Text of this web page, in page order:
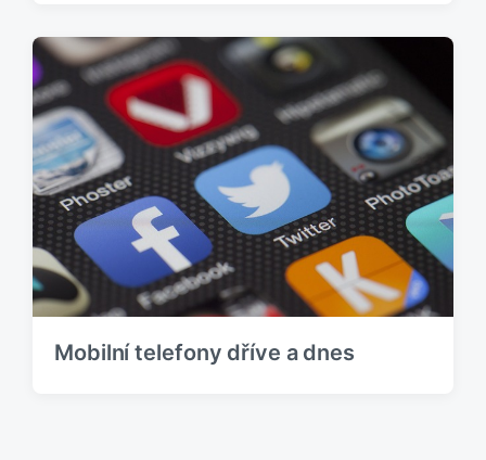
Mobilní telefony dříve a dnes